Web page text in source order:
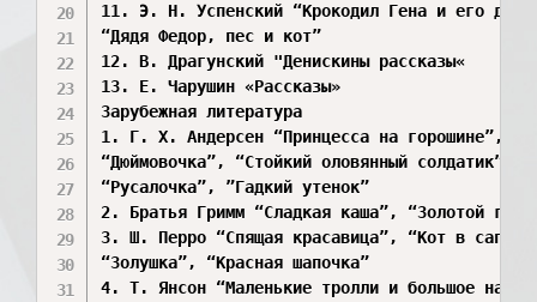
11. Э. Н. Успенский “Крокодил Гена и его
“Дядя Федор, пес и кот”
12. В. Драгунский "Денискины рассказы«
13. Е. Чарушин «Рассказы»
Зарубежная литература
1. Г. Х. Андерсен “Принцесса на горошине”,
“Дюймовочка”, “Стойкий оловянный солдатик”,
“Русалочка”, ”Гадкий утенок”
2. Братья Гримм “Сладкая каша”, “Золотой
3. Ш. Перро “Спящая красавица”, “Кот в
“Золушка”, “Красная шапочка”
4. Т. Янсон “Маленькие тролли и большое